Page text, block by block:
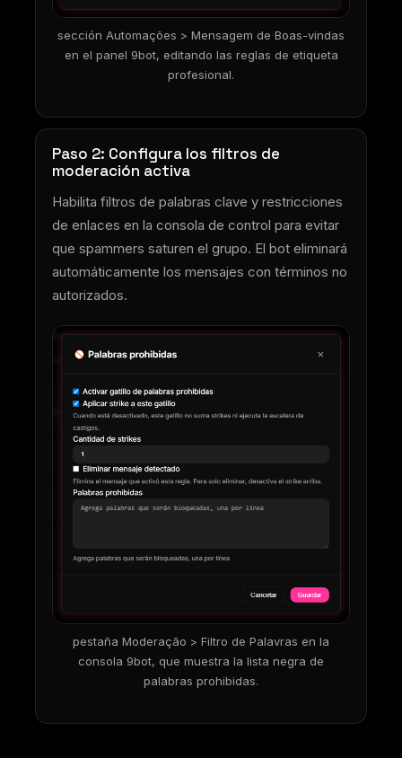
sección Automações > Mensagem de Boas-vindas
en el panel 9bot, editando las reglas de etiqueta
profesional.
Paso 2: Configura los filtros de
moderación activa
Habilita filtros de palabras clave y restricciones
de enlaces en la consola de control para evitar
que spammers saturen el grupo. El bot eliminará
automáticamente los mensajes con términos no
autorizados.
pestaña Moderação > Filtro de Palavras en la
consola 9bot, que muestra la lista negra de
palabras prohibidas.